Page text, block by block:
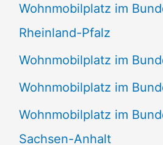
Wohnmobilplatz im
Rheinland-Pfalz
Wohnmobilplatz im
Wohnmobilplatz im
Wohnmobilplatz im
Sachsen-Anhalt